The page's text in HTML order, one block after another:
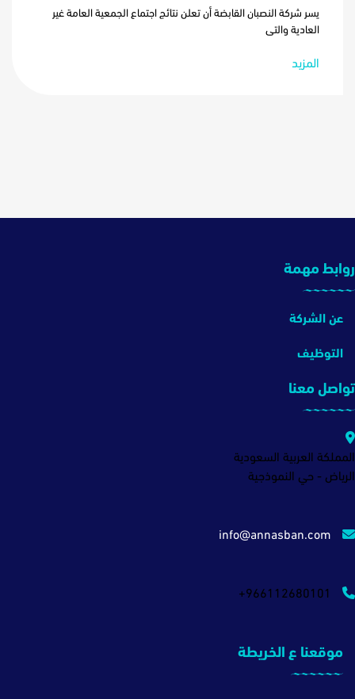
يسر شركة النصبان القابضة أن تعلن نتائج اجتماع الجمعية العامة غير
العادية والتي
المزيد
روابط مهمة
عن الشركة
التوظيف
تواصل معنا
المملكة العربية السعودية
الرياض - حي النموذجية
+966112680101
موقعنا ع الخريطة